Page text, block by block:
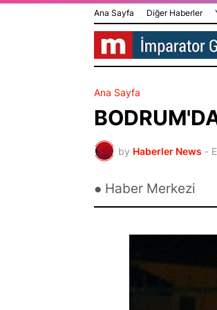
Ana Sayfa Diğer Haberler
Ana Sayfa
by Haberler News -
● Haber Merkezi